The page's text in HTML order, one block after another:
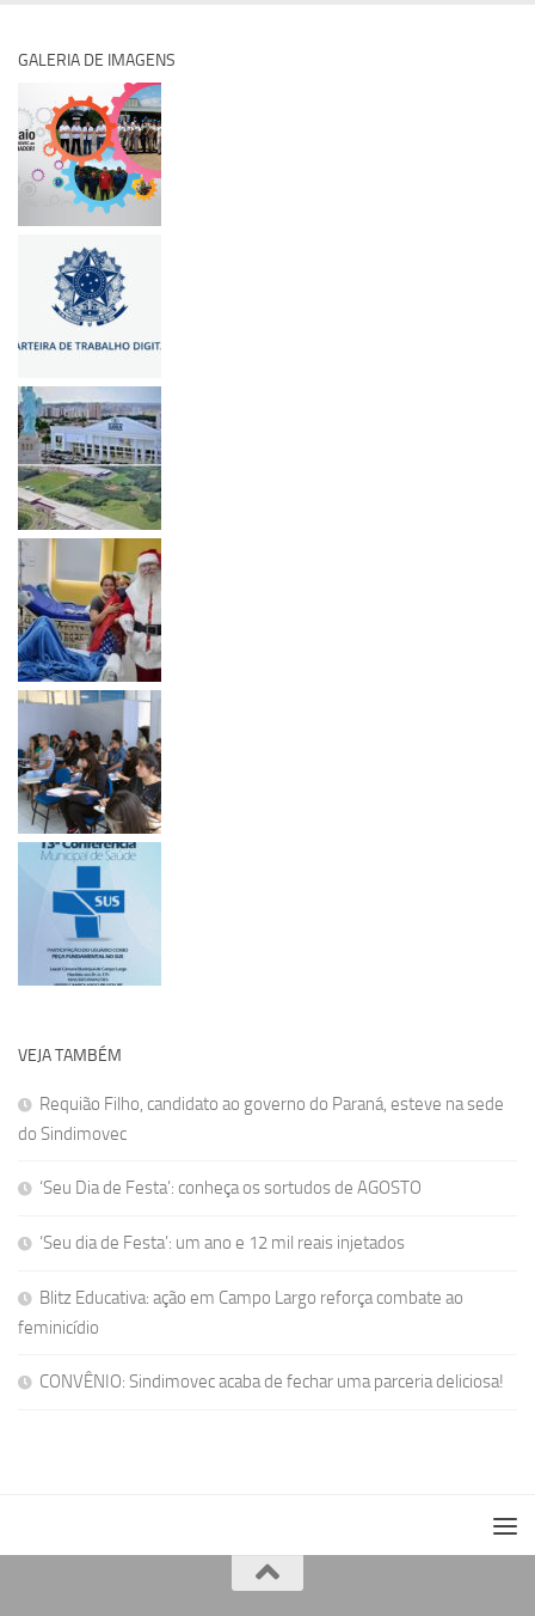
GALERIA DE IMAGENS
VEJA TAMBÉM
Requião Filho, candidato ao governo do Paraná, esteve na sede
do Sindimovec
‘Seu Dia de Festa’: conheça os sortudos de AGOSTO
‘Seu dia de Festa’: um ano e 12 mil reais injetados
Blitz Educativa: ação em Campo Largo reforça combate ao
feminicídio
CONVÊNIO: Sindimovec acaba de fechar uma parceria deliciosa!